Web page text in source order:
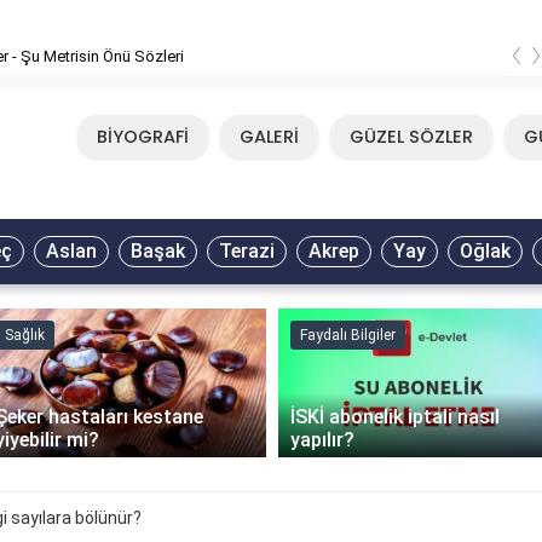
- Şu Metrisin Önü Sözleri ‹ ›
BİYOGRAFİ GALERİ GÜZEL SÖZLER
Aslan Başak Terazi Akrep Yay Oğlak
Sağlık
hastaları kestane
mi?
Faydalı Bilgiler
İSKİ abonelik iptali nasıl
yapılır?
sayılara bölünür?